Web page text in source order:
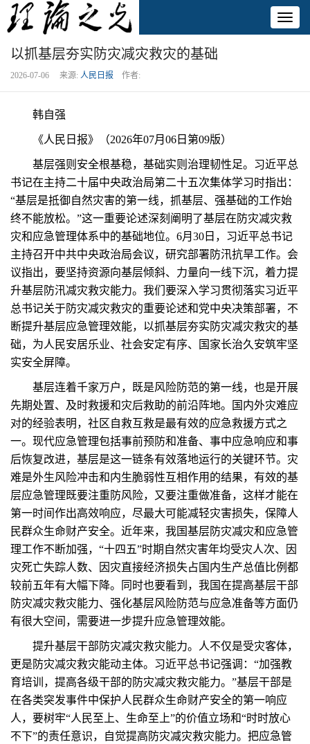
以抓基层夯实防灾减灾救灾的基础
2026-07-06 来源: 人民日报 作者:
韩自强
《人民日报》（2026年07月06日第09版）
基层强则安全根基稳，基础实则治理韧性足。习近平总
书记在主持二十届中央政治局第二十五次集体学习时指出：
“基层是抵御自然灾害的第一线，抓基层、强基础的工作始
终不能放松。”这一重要论述深刻阐明了基层在防灾减灾救
灾和应急管理体系中的基础地位。6月30日，习近平总书记
主持召开中共中央政治局会议，研究部署防汛抗旱工作。会
议指出，要坚持资源向基层倾斜、力量向一线下沉，着力提
升基层防汛减灾救灾能力。我们要深入学习贯彻落实习近平
总书记关于防灾减灾救灾的重要论述和党中央决策部署，不
断提升基层应急管理效能，以抓基层夯实防灾减灾救灾的基
础，为人民安居乐业、社会安定有序、国家长治久安筑牢坚
实安全屏障。
基层连着千家万户，既是风险防范的第一线，也是开展
先期处置、及时救援和灾后救助的前沿阵地。国内外灾难应
对的经验表明，社区自救互救是最有效的应急救援方式之
一。现代应急管理包括事前预防和准备、事中应急响应和事
后恢复改进，基层是这一链条有效落地运行的关键环节。灾
难是外生风险冲击和内生脆弱性互相作用的结果，有效的基
层应急管理既要注重防风险，又要注重做准备，这样才能在
第一时间作出高效响应，尽最大可能减轻灾害损失，保障人
民群众生命财产安全。近年来，我国基层防灾减灾和应急管
理工作不断加强，“十四五”时期自然灾害年均受灾人次、因
灾死亡失踪人数、因灾直接经济损失占国内生产总值比例都
较前五年有大幅下降。同时也要看到，我国在提高基层干部
防灾减灾救灾能力、强化基层风险防范与应急准备等方面仍
有很大空间，需要进一步提升应急管理效能。
提升基层干部防灾减灾救灾能力。人不仅是受灾客体，
更是防灾减灾救灾能动主体。习近平总书记强调：“加强教
育培训，提高各级干部的防灾减灾救灾能力。”基层干部是
在各类突发事件中保护人民群众生命财产安全的第一响应
人，要树牢“人民至上、生命至上”的价值立场和“时时放心
不下”的责任意识，自觉提高防灾减灾救灾能力。把应急管